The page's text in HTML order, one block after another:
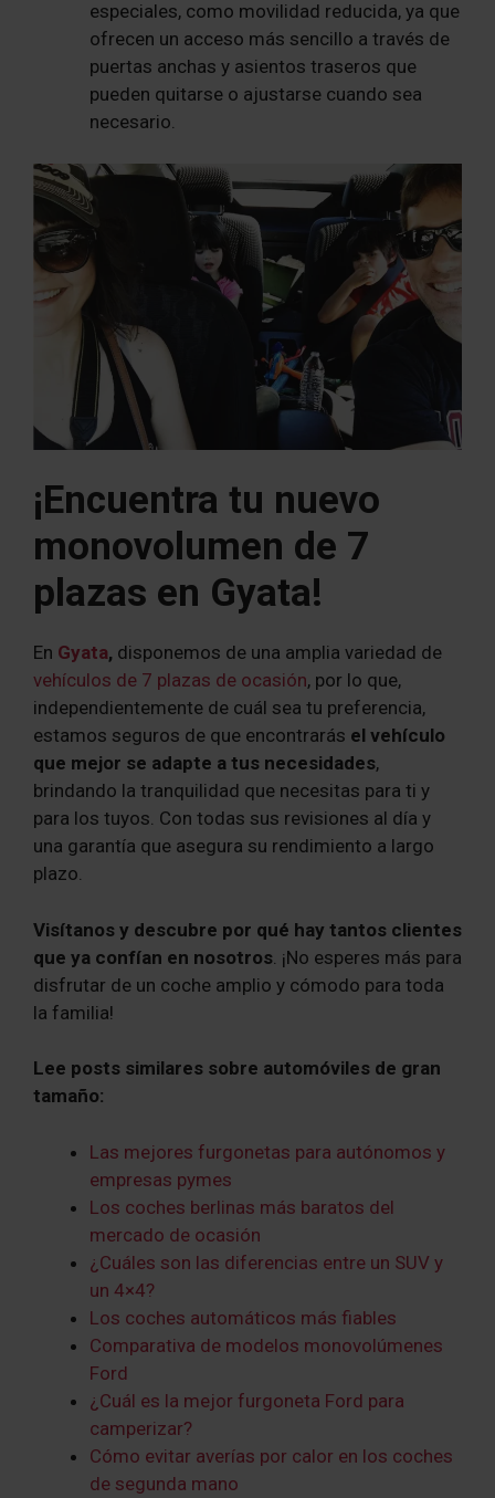
especiales, como movilidad reducida, ya que
ofrecen un acceso más sencillo a través de
puertas anchas y asientos traseros que
pueden quitarse o ajustarse cuando sea
necesario.
¡Encuentra tu nuevo
monovolumen de 7
plazas en Gyata!
En Gyata, disponemos de una amplia variedad de
vehículos de 7 plazas de ocasión, por lo que,
independientemente de cuál sea tu preferencia,
estamos seguros de que encontrarás el vehículo
que mejor se adapte a tus necesidades,
brindando la tranquilidad que necesitas para ti y
para los tuyos. Con todas sus revisiones al día y
una garantía que asegura su rendimiento a largo
plazo.
Visítanos y descubre por qué hay tantos clientes
que ya confían en nosotros . ¡No esperes más para
disfrutar de un coche amplio y cómodo para toda
la familia!
Lee posts similares sobre automóviles de gran
tamaño:
Las mejores furgonetas para autónomos y
empresas pymes
Los coches berlinas más baratos del
mercado de ocasión
¿Cuáles son las diferencias entre un SUV y
un 4×4?
Los coches automáticos más fiables
Comparativa de modelos monovolúmenes
Ford
¿Cuál es la mejor furgoneta Ford para
camperizar?
Cómo evitar averías por calor en los coches
de segunda mano